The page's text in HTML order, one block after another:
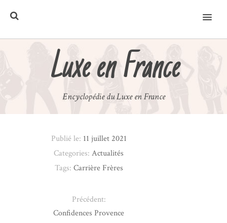
MENU
Luxe en France
Encyclopédie du Luxe en France
Publié le: 11 juillet 2021
Categories:Actualités
Tags: Carrière Frères
Précédent:
Confidences Provence